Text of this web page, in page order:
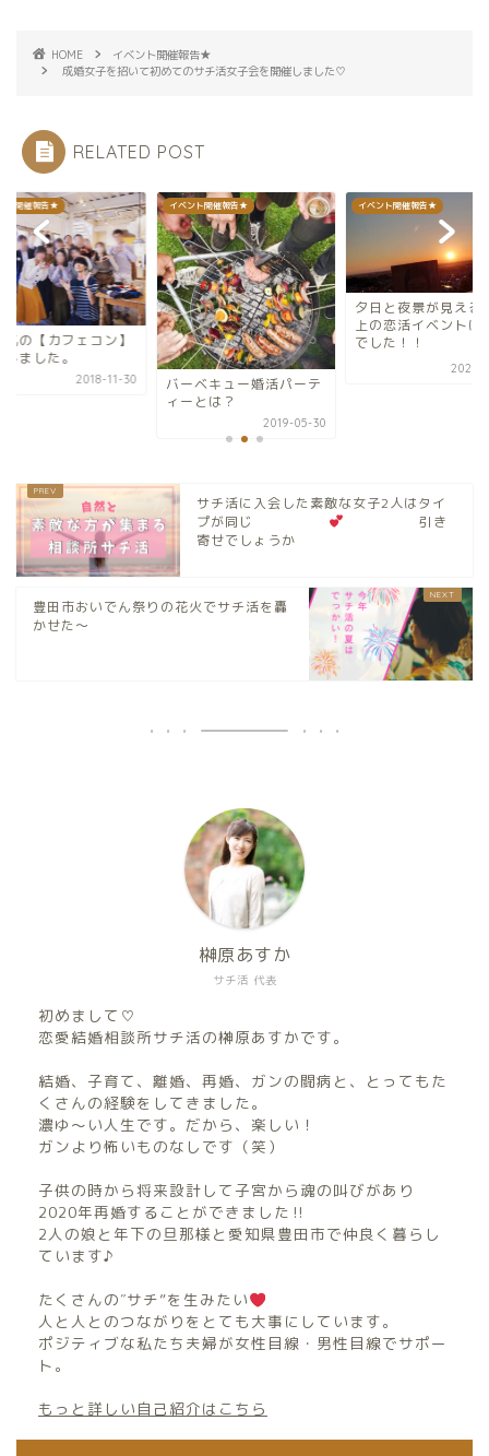
HOME
イベント開催報告★
成婚女子を招いて初めてのサチ活女子会を開催しました♡
RELATED POST
ト開催報告★
の【カフェコン】
ました。
2018-11-30
イベント開催報告★
バーベキュー婚活パーテ
ィーとは？
2019-05-30
イベント開催報告★
夕日と夜景が見える
上の恋活イベントは
でした！！
2021-
サチ活に入会した素敵な女子2人はタイ
プが同じ
引き
寄せでしょうか
豊田市おいでん祭りの花火でサチ活を轟
かせた〜
サチ活 代表
榊原あすか
初めまして♡
恋愛結婚相談所サチ活の榊原あすかです。
結婚、子育て、離婚、再婚、ガンの闘病と、とってもた
くさんの経験をしてきました。
濃ゆ〜い人生です。だから、楽しい！
ガンより怖いものなしです（笑）
子供の時から将来設計して子宮から魂の叫びがあり
2020年再婚することができました‼︎
2人の娘と年下の旦那様と愛知県豊田市で仲良く暮らし
ています♪
たくさんの″サチ”を生みたい
人と人とのつながりをとても大事にしています。
ポジティブな私たち夫婦が女性目線・男性目線でサポー
ト。
もっと詳しい自己紹介はこちら